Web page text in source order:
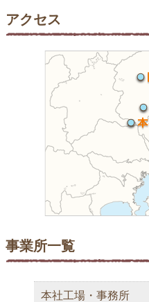
アクセス
事業所一覧
本社工場・事務所